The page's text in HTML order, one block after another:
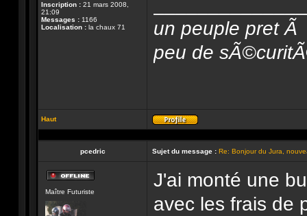
Inscription : 21 mars 2008,
21:09
Messages : 1166
Localisation : la chaux 71
un peuple pret
peu de
Haut
Profil
pcedric Sujet du message : Re: Bonjour du Jura,
Maître Futuriste
J'ai monté une
avec les frais de